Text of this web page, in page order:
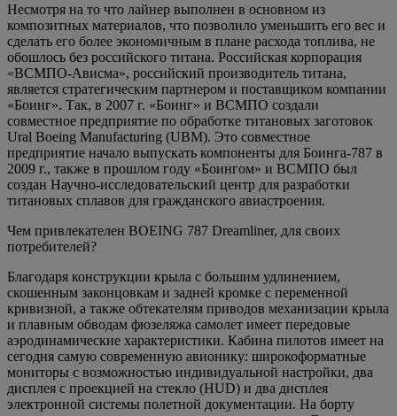
Несмотря на то что лайнер выполнен в основном из
композитных материалов, что позволило уменьшить его вес и
сделать его более экономичным в плане расхода топлива, не
обошлось без российского титана. Российская корпорация
«ВСМПО-Ависма», российский производитель титана,
является стратегическим партнером и поставщиком компании
«Боинг». Так, в 2007 г. «Боинг» и ВСМПО создали
совместное предприятие по обработке титановых заготовок
Ural Boeing Manufacturing (UBM). Это совместное
предприятие начало выпускать компоненты для Боинга-787 в
2009 г., также в прошлом году «Боингом» и ВСМПО был
создан Научно-исследовательский центр для разработки
титановых сплавов для гражданского авиастроения.
Чем привлекателен BOEING 787 Dreamliner, для своих
потребителей?
Благодаря конструкции крыла с большим удлинением,
скошенным законцовкам и задней кромке с переменной
кривизной, а также обтекателям приводов механизации крыла
и плавным обводам фюзеляжа самолет имеет передовые
аэродинамические характеристики. Кабина пилотов имеет на
сегодня самую современную авионику: широкоформатные
мониторы с возможностью индивидуальной настройки, два
дисплея с проекцией на стекло (HUD) и два дисплея
электронной системы полетной документации. На борту